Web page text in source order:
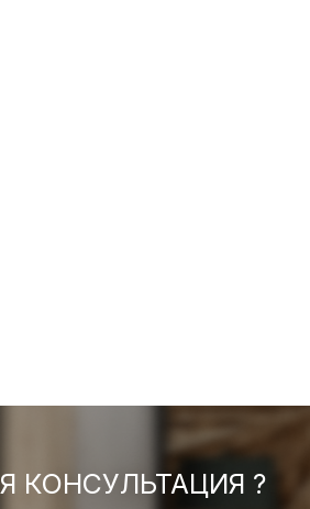
КОНСУЛЬТАЦИЯ ?